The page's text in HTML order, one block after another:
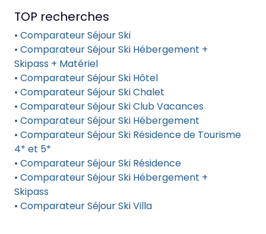
TOP recherches
• Comparateur Séjour Ski
• Comparateur Séjour Ski Hébergement +
Skipass + Matériel
• Comparateur Séjour Ski Hôtel
• Comparateur Séjour Ski Chalet
• Comparateur Séjour Ski Club Vacances
• Comparateur Séjour Ski Hébergement
• Comparateur Séjour Ski Résidence de Tourisme
4* et 5*
• Comparateur Séjour Ski Résidence
• Comparateur Séjour Ski Hébergement +
Skipass
• Comparateur Séjour Ski Villa